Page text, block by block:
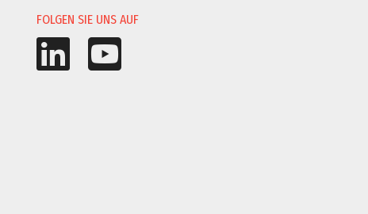
FOLGEN SIE UNS AUF